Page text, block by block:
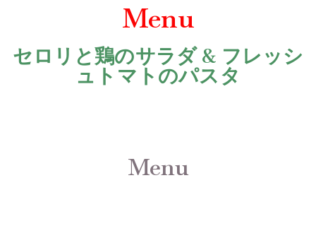
Menu
セロリと鶏のサラダ & フレッシ
ュトマトのパスタ
Menu